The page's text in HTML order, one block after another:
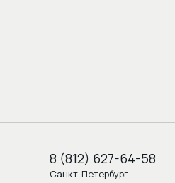
8 (812) 627-64-58
Санкт-Петербург